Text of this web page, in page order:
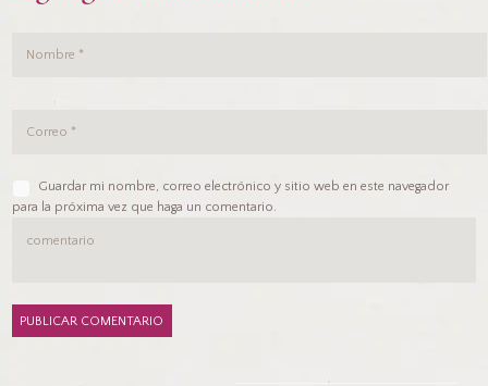
Guardar mi nombre, correo electrónico y sitio web en este navegador
para la próxima vez que haga un comentario.